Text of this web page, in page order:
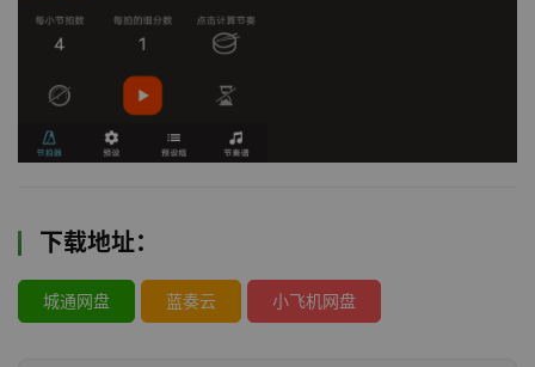
下载地址：
城通网盘 蓝奏云 小飞机网盘